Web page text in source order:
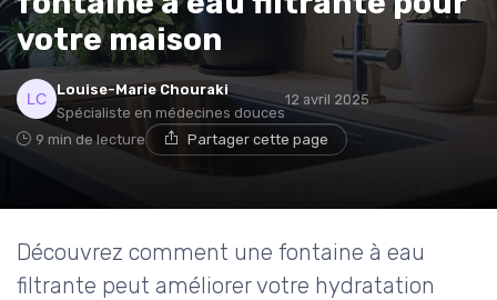
votre maison
Louise-Marie Chouraki
Spécialiste en médecines douces
12 avril 2025
9 min de lecture Partager cette page
Découvrez comment une fontaine à eau
filtrante peut améliorer votre hydratation